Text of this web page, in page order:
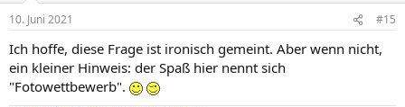
n
e
n
:
10. Juni 2021 #15
Ich hoffe, diese Frage ist ironisch gemeint. Aber wenn nicht,
ein kleiner Hinweis: der Spaß hier nennt sich
"Fotowettbewerb".